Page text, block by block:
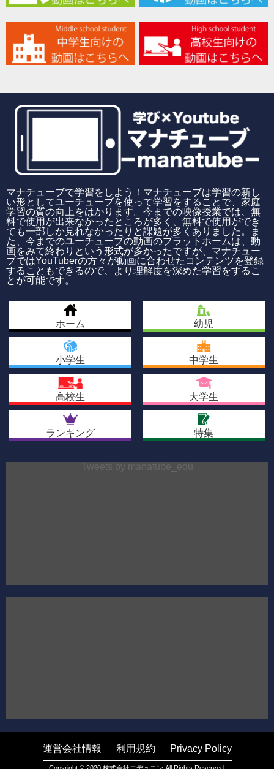
マナチューブで学習をしよう！マナチューブは学習の新し
い形としてユーチューブを使って学習をすることで、家庭
学習の質の向上をはかります。今までの映像授業では、無
料で使用が出来なかったところが多く、無料で使用ができ
ても一部しか見れなかったりと課題が多くありました。ま
た、今までのユーチューブの動画のプラットホームは、動
画をみて終わりという形式が多かったですが、マナチュー
ブではYouTuberの方々が動画に合わせたコンテンツを登録
することもできるので、より理解度を深めた学習をするこ
とが可能です。
ホーム 幼児
小学生 中学生
高校生 大学生
ランキング 特集
Tweets by manatube_edu
運営会社情報 利用規約 Privacy Policy